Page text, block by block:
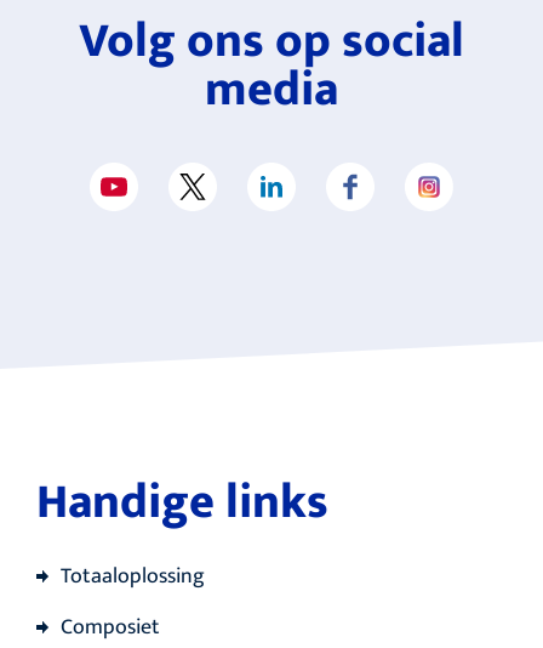
Volg ons op social
media
Handige links
Totaaloplossing
Composiet